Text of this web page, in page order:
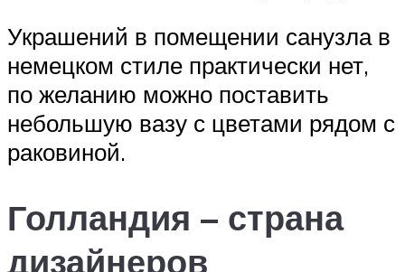
Украшений в помещении санузла в
немецком стиле практически нет,
по желанию можно поставить
небольшую вазу с цветами рядом с
раковиной.
Голландия – страна
дизайнеров